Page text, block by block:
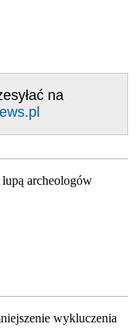
na
archeologów
wykluczenia